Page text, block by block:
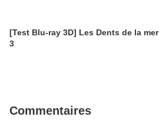
[Test Blu-ray 3D] Les Dents de la mer
3
Commentaires